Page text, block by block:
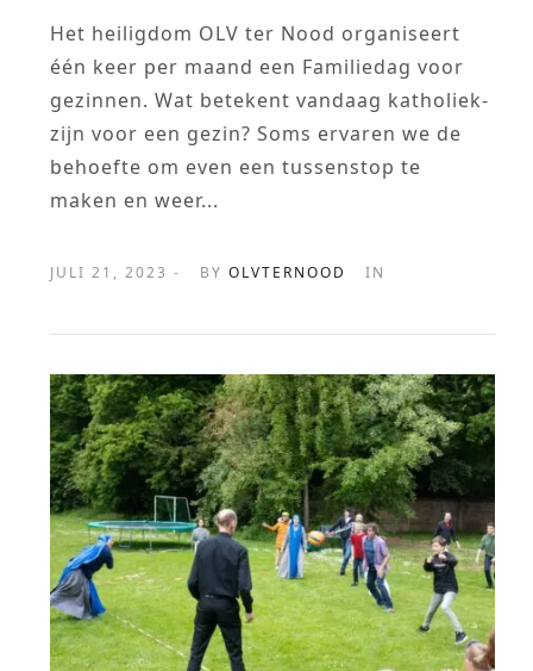
Het heiligdom OLV ter Nood organiseert
één keer per maand een Familiedag voor
gezinnen. Wat betekent vandaag katholiek-
zijn voor een gezin? Soms ervaren we de
behoefte om even een tussenstop te
maken en weer...
JULI 21, 2023 - BYOLVTERNOOD IN